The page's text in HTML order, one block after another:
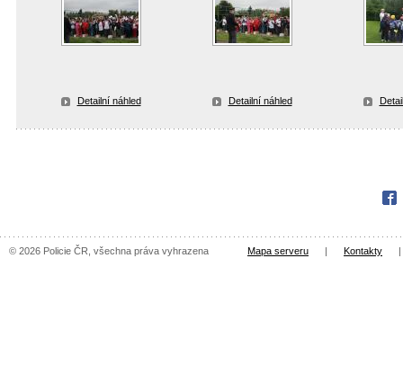
Detailní náhled Detailní náhled
© 2026 Policie ČR, všechna práva vyhrazena Mapa serveru | Kontakty |